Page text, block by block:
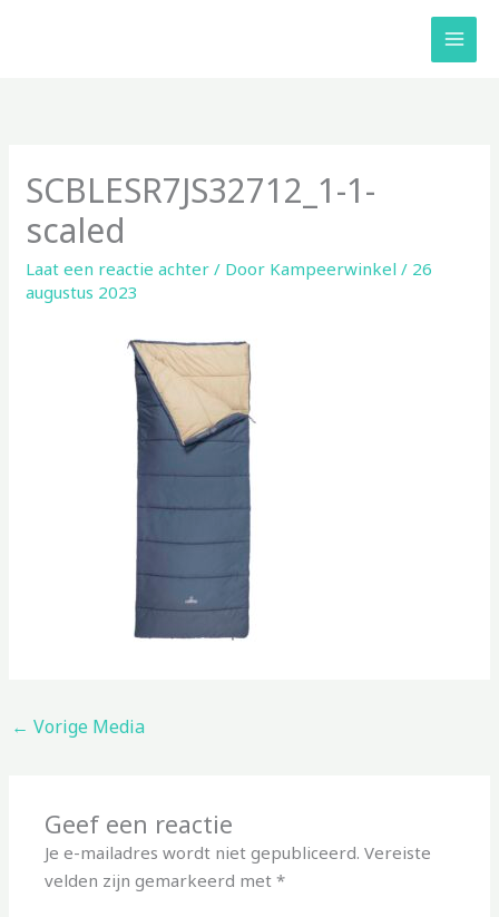
SCBLESR7JS32712_1-1-
scaled
Laat een reactie achter / Door Kampeerwinkel/ 26
augustus 2023
← Vorige Media
Geef een reactie
Je e-mailadres wordt niet gepubliceerd. Vereiste
velden zijn gemarkeerd met*